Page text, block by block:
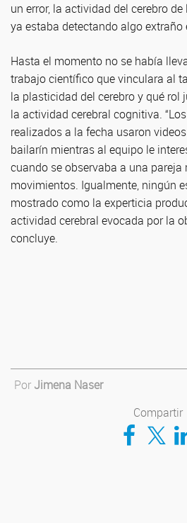
un error, la actividad del cerebro
ya estaba detectando algo extraño
Hasta el momento no se había
trabajo científico que vinculara al
la plasticidad del cerebro y qué rol
la actividad cerebral cognitiva.
realizados a la fecha usaron
bailarín mientras al equipo le
cuando se observaba a una pareja
movimientos. Igualmente, ningún
mostrado como la experticia
actividad cerebral evocada por la
concluye.
Por Jimena Naser
Compartir
Compartir en
Compartir